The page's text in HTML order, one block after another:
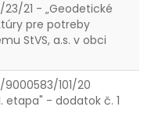
21 - „Geodetické
pre potreby
StVS, a.s. v obci
101/20
etapa" - dodatok č. 1